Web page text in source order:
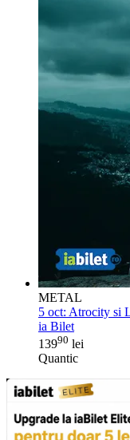
METAL
5 oct: Atrocity si
ia Bilet
13990 lei
Quantic